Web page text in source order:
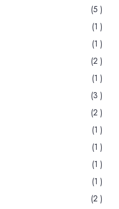
(5 )
(1 )
(1 )
(2 )
(1 )
(3 )
(2 )
(1 )
(1 )
(1 )
(1 )
(2 )